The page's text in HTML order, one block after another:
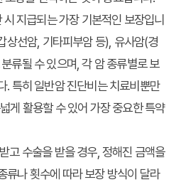
지급되는 가장 기본적인 보장입니
상선암, 기타피부암 등), 유사암(경
류될 수 있으며, 각 암 종류별로 보
. 특히 일반암 진단비는 치료비뿐만
게 활용할 수 있어 가장 중요한 특약
고 수술을 받을 경우, 정해진 금액을
류나 횟수에 따라 보장 방식이 달라